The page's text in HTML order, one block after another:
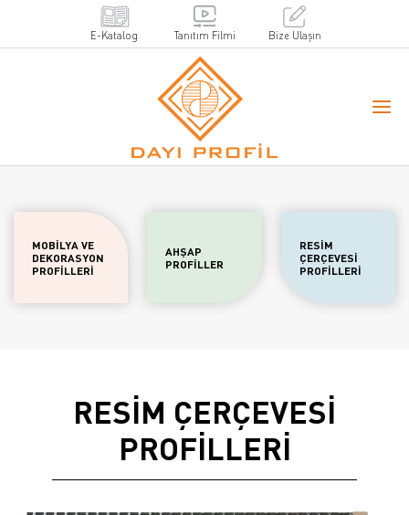
E-Katalog Tanıtım Filmi Bize Ulaşın
MOBİLYA VE
DEKORASYON
PROFİLLERİ
AHŞAP
PROFİLLER
RESİM
ÇERÇEVESİ
PROFİLLERİ
RESİM ÇERÇEVESİ
PROFİLLERİ